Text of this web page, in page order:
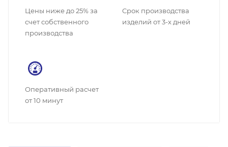
Цены ниже до 25% за
счет собственного
производства
Cрок производства
изделий от 3-х дней
Оперативный расчет
от 10 минут